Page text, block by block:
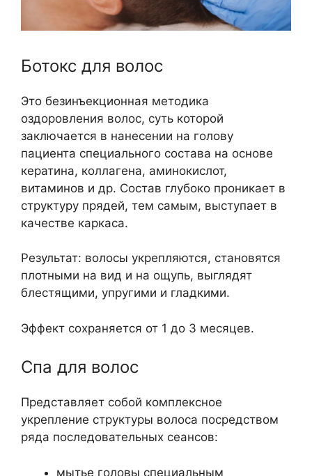
Ботокс для волос
Это безинъекционная методика
оздоровления волос, суть которой
заключается в нанесении на голову
пациента специального состава на основе
кератина, коллагена, аминокислот,
витаминов и др. Состав глубоко проникает в
структуру прядей, тем самым, выступает в
качестве каркаса.
Результат: волосы укрепляются, становятся
плотными на вид и на ощупь, выглядят
блестящими, упругими и гладкими.
Эффект сохраняется от 1 до 3 месяцев.
Спа для волос
Представляет собой комплексное
укрепление структуры волоса посредством
ряда последовательных сеансов:
мытье головы специальным